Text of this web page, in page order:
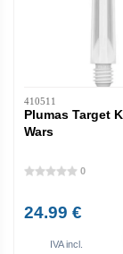
410511
Plumas Target
Wars
0
24.99 €
IVA incl.